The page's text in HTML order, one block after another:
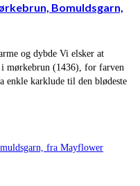
Bomuldsgarn,
og dybde Vi elsker at
mørkebrun (1436), for farven
enkle karklude til den blødeste